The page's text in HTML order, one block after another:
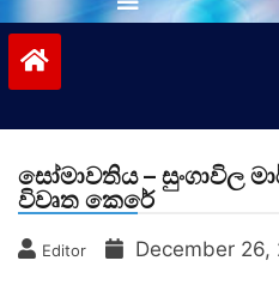
සෝමාවතිය – සුංගාවිල
විවෘත කෙරේ
Editor December 26,